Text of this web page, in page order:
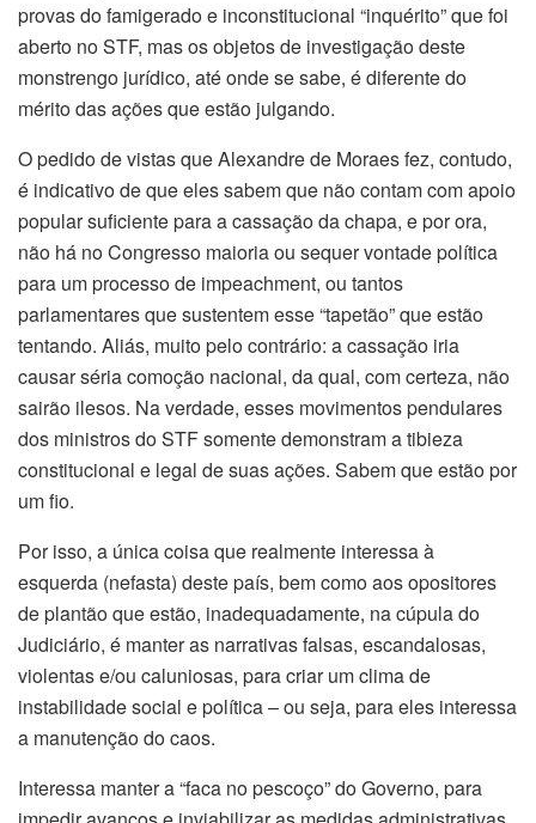
provas do famigerado e inconstitucional “inquérito” que foi
aberto no STF, mas os objetos de investigação deste
monstrengo jurídico, até onde se sabe, é diferente do
mérito das ações que estão julgando.
O pedido de vistas que Alexandre de Moraes fez, contudo,
é indicativo de que eles sabem que não contam com apoio
popular suficiente para a cassação da chapa, e por ora,
não há no Congresso maioria ou sequer vontade política
para um processo de impeachment, ou tantos
parlamentares que sustentem esse “tapetão” que estão
tentando. Aliás, muito pelo contrário: a cassação iria
causar séria comoção nacional, da qual, com certeza, não
sairão ilesos. Na verdade, esses movimentos pendulares
dos ministros do STF somente demonstram a tibieza
constitucional e legal de suas ações. Sabem que estão por
um fio.
Por isso, a única coisa que realmente interessa à
esquerda (nefasta) deste país, bem como aos opositores
de plantão que estão, inadequadamente, na cúpula do
Judiciário, é manter as narrativas falsas, escandalosas,
violentas e/ou caluniosas, para criar um clima de
instabilidade social e política – ou seja, para eles interessa
a manutenção do caos.
Interessa manter a “faca no pescoço” do Governo, para